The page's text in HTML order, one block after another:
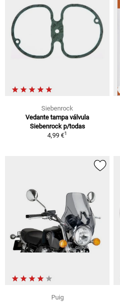
Siebenrock
Vedante tampa válvula
Siebenrock p/todas
4,99 €1
Puig